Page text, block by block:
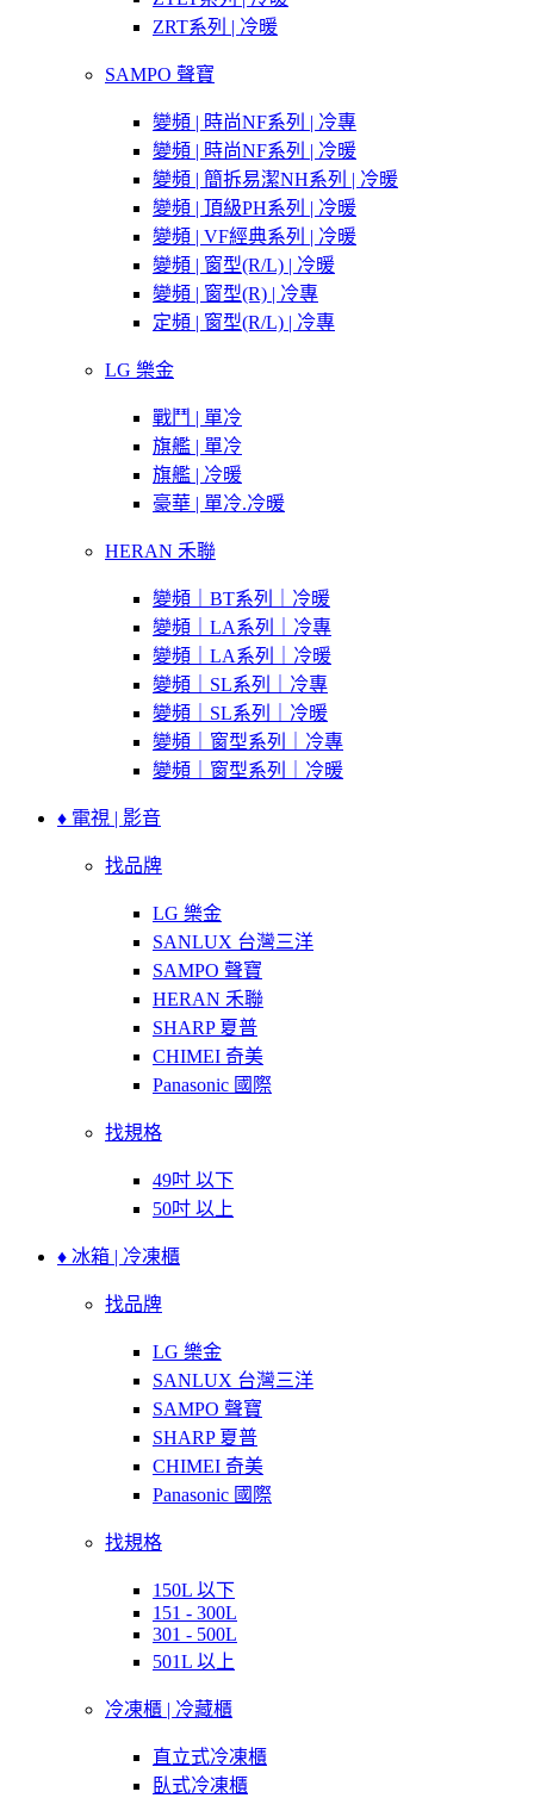
ZRT系列 | 冷暖
SAMPO 聲寶
變頻 | 時尚NF系列 | 冷專
變頻 | 時尚NF系列 | 冷暖
變頻 | 簡拆易潔NH系列 | 冷暖
變頻 | 頂級PH系列 | 冷暖
變頻 | VF經典系列 | 冷暖
變頻 | 窗型(R/L) | 冷暖
變頻 | 窗型(R) | 冷專
定頻 | 窗型(R/L) | 冷專
LG 樂金
戰鬥 | 單冷
旗艦 | 單冷
旗艦 | 冷暖
豪華 | 單冷.冷暖
HERAN 禾聯
變頻｜BT系列｜冷暖
變頻｜LA系列｜冷專
變頻｜LA系列｜冷暖
變頻｜SL系列｜冷專
變頻｜SL系列｜冷暖
變頻｜窗型系列｜冷專
變頻｜窗型系列｜冷暖
♦ 電視 | 影音
找品牌
LG 樂金
SANLUX 台灣三洋
SAMPO 聲寶
HERAN 禾聯
SHARP 夏普
CHIMEI 奇美
Panasonic 國際
找規格
49吋 以下
50吋 以上
♦ 冰箱 | 冷凍櫃
找品牌
LG 樂金
SANLUX 台灣三洋
SAMPO 聲寶
SHARP 夏普
CHIMEI 奇美
Panasonic 國際
找規格
150L 以下
151 - 300L
301 - 500L
501L 以上
冷凍櫃 | 冷藏櫃
直立式冷凍櫃
臥式冷凍櫃